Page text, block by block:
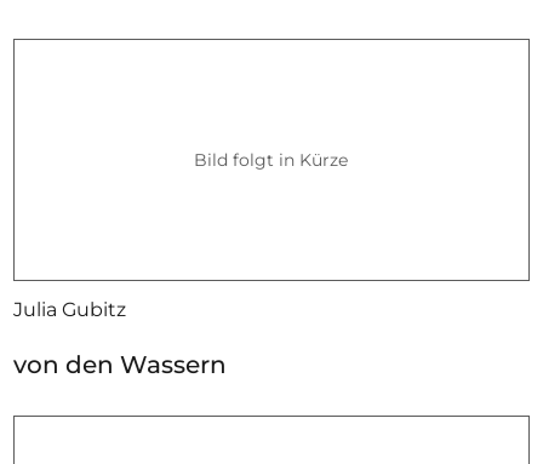
Bild folgt in Kürze
Julia Gubitz
von den Wassern